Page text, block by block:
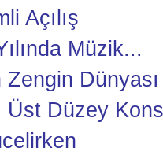
Açılış
Müzik...
Zengin Dünyası
Üst Düzey